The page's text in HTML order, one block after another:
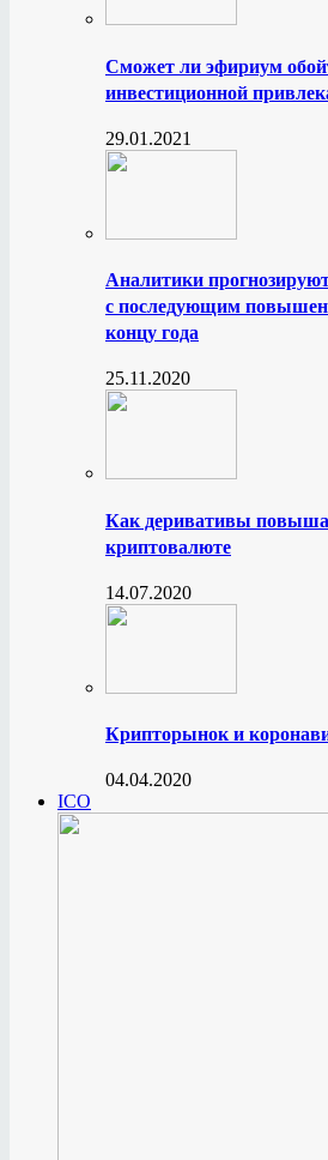
Сможет ли эфириум
инвестиционной
29.01.2021
Аналитики
с последующим
концу года
25.11.2020
Как деривативы
криптовалюте
14.07.2020
Крипторынок и
04.04.2020
ICO